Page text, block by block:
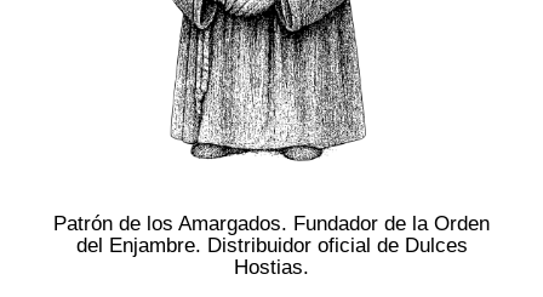
Patrón de los Amargados. Fundador de la Orden
del Enjambre. Distribuidor oficial de Dulces
Hostias.